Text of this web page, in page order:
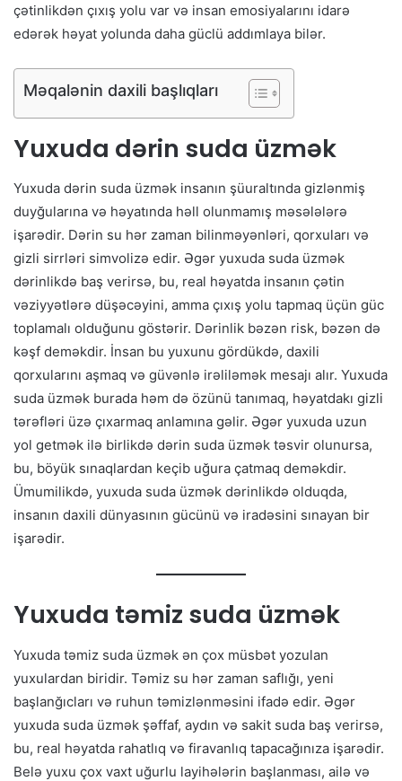
çətinlikdən çıxış yolu var və insan emosiyalarını idarə
edərək həyat yolunda daha güclü addımlaya bilər.
Məqalənin daxili başlıqları
Yuxuda dərin suda üzmək
Yuxuda dərin suda üzmək insanın şüuraltında gizlənmiş
duyğularına və həyatında həll olunmamış məsələlərə
işarədir. Dərin su hər zaman bilinməyənləri, qorxuları və
gizli sirrləri simvolizə edir. Əgər yuxuda suda üzmək
dərinlikdə baş verirsə, bu, real həyatda insanın çətin
vəziyyətlərə düşəcəyini, amma çıxış yolu tapmaq üçün güc
toplamalı olduğunu göstərir. Dərinlik bəzən risk, bəzən də
kəşf deməkdir. İnsan bu yuxunu gördükdə, daxili
qorxularını aşmaq və güvənlə irəliləmək mesajı alır. Yuxuda
suda üzmək burada həm də özünü tanımaq, həyatdakı gizli
tərəfləri üzə çıxarmaq anlamına gəlir. Əgər yuxuda uzun
yol getmək ilə birlikdə dərin suda üzmək təsvir olunursa,
bu, böyük sınaqlardan keçib uğura çatmaq deməkdir.
Ümumilikdə, yuxuda suda üzmək dərinlikdə olduqda,
insanın daxili dünyasının gücünü və iradəsini sınayan bir
işarədir.
Yuxuda təmiz suda üzmək
Yuxuda təmiz suda üzmək ən çox müsbət yozulan
yuxulardan biridir. Təmiz su hər zaman saflığı, yeni
başlanğıcları və ruhun təmizlənməsini ifadə edir. Əgər
yuxuda suda üzmək şəffaf, aydın və sakit suda baş verirsə,
bu, real həyatda rahatlıq və firavanlıq tapacağınıza işarədir.
Belə yuxu çox vaxt uğurlu layihələrin başlanması, ailə və